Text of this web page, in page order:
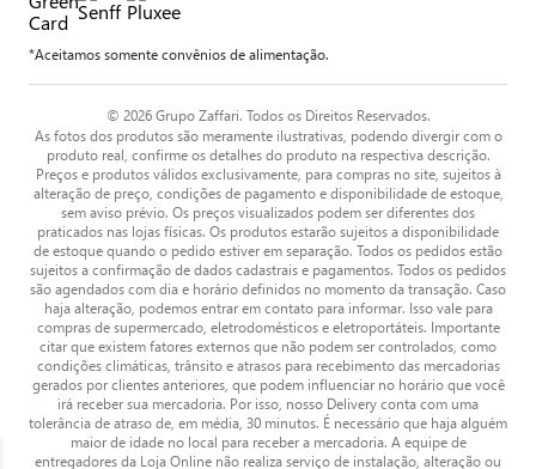
*Aceitamos somente convênios de alimentação.
© 2026 Grupo Zaffari. Todos os Direitos Reservados.
As fotos dos produtos são meramente ilustrativas, podendo divergir com o
produto real, confirme os detalhes do produto na respectiva descrição.
Preços e produtos válidos exclusivamente, para compras no site, sujeitos à
alteração de preço, condições de pagamento e disponibilidade de estoque,
sem aviso prévio. Os preços visualizados podem ser diferentes dos
praticados nas lojas físicas. Os produtos estarão sujeitos a disponibilidade
de estoque quando o pedido estiver em separação. Todos os pedidos estão
sujeitos a confirmação de dados cadastrais e pagamentos. Todos os pedidos
são agendados com dia e horário definidos no momento da transação. Caso
haja alteração, podemos entrar em contato para informar. Isso vale para
compras de supermercado, eletrodomésticos e eletroportáteis. Importante
citar que existem fatores externos que não podem ser controlados, como
condições climáticas, trânsito e atrasos para recebimento das mercadorias
gerados por clientes anteriores, que podem influenciar no horário que você
irá receber sua mercadoria. Por isso, nosso Delivery conta com uma
tolerância de atraso de, em média, 30 minutos. É necessário que haja alguém
maior de idade no local para receber a mercadoria. A equipe de
entregadores da Loja Online não realiza serviço de instalação, alteração ou